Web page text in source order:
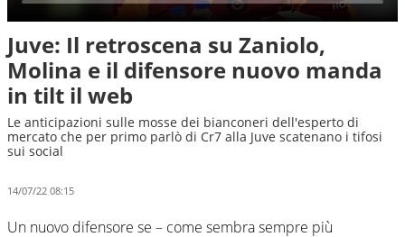
Juve: Il retroscena su Zaniolo,
Molina e il difensore nuovo manda
in tilt il web
Le anticipazioni sulle mosse dei bianconeri dell'esperto di
mercato che per primo parlò di Cr7 alla Juve scatenano i tifosi
sui social
14/07/22 08:15
Un nuovo difensore se – come sembra sempre più